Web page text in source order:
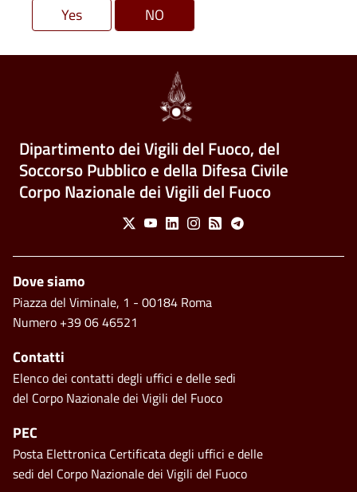
Dipartimento dei Vigili del Fuoco, del
Soccorso Pubblico e della Difesa Civile
Corpo Nazionale dei Vigili del Fuoco
Social Menu
X YoutubeLinkedinInstagram
Feed Telegram
Piè di pagina
Dove siamo
Piazza del Viminale, 1 - 00184 Roma
Numero +39 06 46521
Contatti
Elenco dei contatti degli uffici e delle sedi
del Corpo Nazionale dei Vigili del Fuoco
PEC
Posta Elettronica Certificata degli uffici e delle
sedi del Corpo Nazionale dei Vigili del Fuoco